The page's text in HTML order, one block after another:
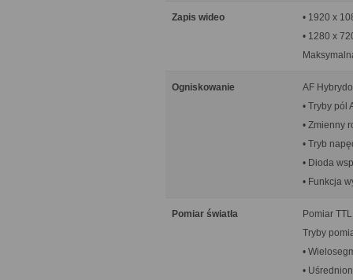
Zapis wideo
• 1920 x
• 1280 x
Ogniskowanie
AF
• Tryby pól
• Zmienny
• Tryb
• Dioda
• Funkcja
Pomiar światła
Pomiar
Tryby
•
•